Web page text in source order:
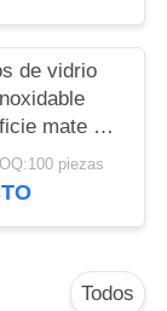
de vidrio
mate de
piezas
Todos